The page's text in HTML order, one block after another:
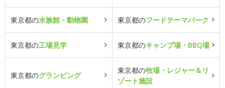
東京都の水族館・動物園 東京都のフードテーマパーク
東京都の工場見学 東京都のキャンプ場・BBQ場
東京都のグランピング
東京都の牧場・レジャー＆リ
ゾート施設